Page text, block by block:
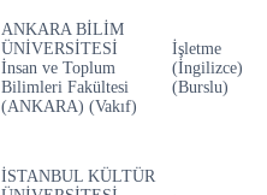
ANKARA BİLİM
ÜNİVERSİTESİ
İnsan ve Toplum
Bilimleri Fakültesi
(ANKARA) (Vakıf)
İşletme
(İngilizce)
(Burslu)
İSTANBUL KÜLTÜR